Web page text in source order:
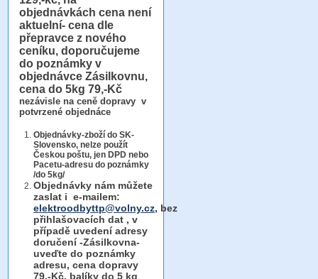
objednávkách cena není
aktuelní- cena dle
přepravce z nového
ceníku, doporučujeme
do poznámky v
objednávce Zásilkovnu,
cena do 5kg 79,-Kč
nezávisle na ceně dopravy v
potvrzené objednáce
Objednávky-zboží do SK-
Slovensko, nelze použít
Českou poštu, jen DPD nebo
Pacetu-adresu do poznámky
/do 5kg/
Objednávky nám můžete
zaslat i e-mailem:
elektroodbyttp@volny.cz, bez
přihlašovacích dat , v
případě uvedení adresy
doručení -Zásilkovna-
uveďte do poznámky
adresu, cena dopravy
79,-Kč, balíky do 5 kg